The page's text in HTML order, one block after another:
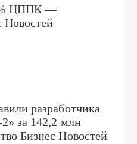
ЦППК —
Новостей
разработчика
за 142,2 млн
Бизнес Новостей